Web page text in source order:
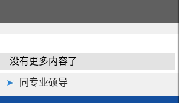
没有更多内容了
同专业硕导